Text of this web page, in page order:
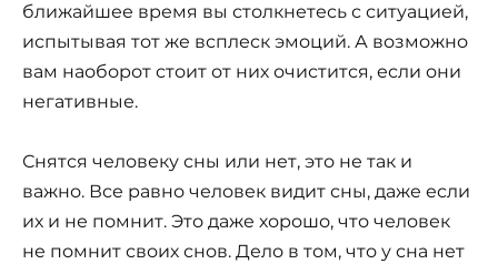
ближайшее время вы столкнетесь с ситуацией,
испытывая тот же всплеск эмоций. А возможно
вам наоборот стоит от них очистится, если они
негативные.
Снятся человеку сны или нет, это не так и
важно. Все равно человек видит сны, даже если
их и не помнит. Это даже хорошо, что человек
не помнит своих снов. Дело в том, что у сна нет